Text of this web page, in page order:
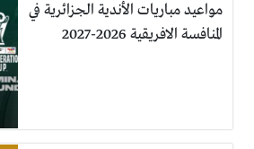
مواعيد مباريات الأندية الجزائرية في
المنافسة الافريقية 2026-2027